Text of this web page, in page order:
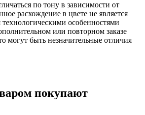
по тону в зависимости от
расхождение в цвете не является
технологическими особенностями
или повторном заказе
могут быть незначительные отличия
покупают